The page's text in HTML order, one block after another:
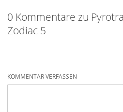
0 Kommentare zu
Zodiac 5
KOMMENTAR VERFASSEN